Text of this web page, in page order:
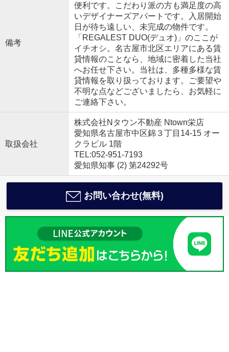
備考
便利です。こだわり派の方も満足度の高
いデザイナーズアパートです。入居開始
日が待ち遠しい、未完成の物件です。
「REGALEST DUO(デュオ)」のここが
イチオシ。名古屋市北区エリアにある賃
貸情報のことなら、地域に密着した当社
へお任せ下さい。当社は、多種多様な賃
貸情報を取り扱っております。ご要望や
不明な点などございましたら、お気軽に
ご連絡下さい。
取扱会社
株式会社Nタウン不動産 Ntown栄店
愛知県名古屋市中区錦３丁目14-15 オー
クラビル 1階
TEL:052-951-7193
愛知県知事 (2) 第24292号
お問い合わせ(無料)